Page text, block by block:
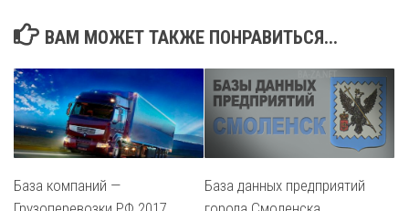
ВАМ МОЖЕТ ТАКЖЕ ПОНРАВИТЬСЯ...
База компаний —
База данных предприятий